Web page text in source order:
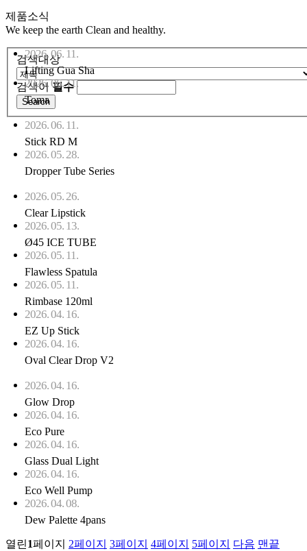
제품소식
We keep the earth Clean and healthy.
검색대상
검색어필수
2026. 06. 11.
Lifting Gua Sha
2026. 06. 11.
Toma
2026. 06. 11.
Stick RD M
2026. 05. 28.
Dropper Tube Series
2026. 05. 26.
Clear Lipstick
2026. 05. 13.
Ø45 ICE TUBE
2026. 05. 11.
Flawless Spatula
2026. 05. 11.
Rimbase 120ml
2026. 04. 16.
EZ Up Stick
2026. 04. 16.
Oval Clear Drop V2
2026. 04. 16.
Glow Drop
2026. 04. 16.
Eco Pure
2026. 04. 16.
Glass Dual Light
2026. 04. 16.
Eco Well Pump
2026. 04. 08.
Dew Palette 4pans
열린1페이지 2페이지 3페이지 4페이지 5페이지 다음 맨끝